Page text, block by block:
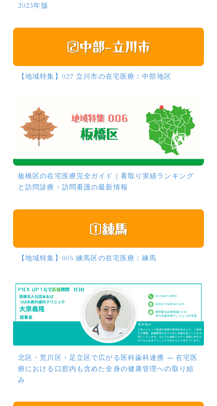
2023年版
【地域特集】027 立川市の在宅医療：中部地区
板橋区の在宅医療完全ガイド｜看取り実績ランキング
と訪問診療・訪問看護の最新情報
【地域特集】005 練馬区の在宅医療：練馬
北区・荒川区・足立区で広がる医科歯科連携 ― 在宅医
療における口腔内も含めた全身の健康管理への取り組
み